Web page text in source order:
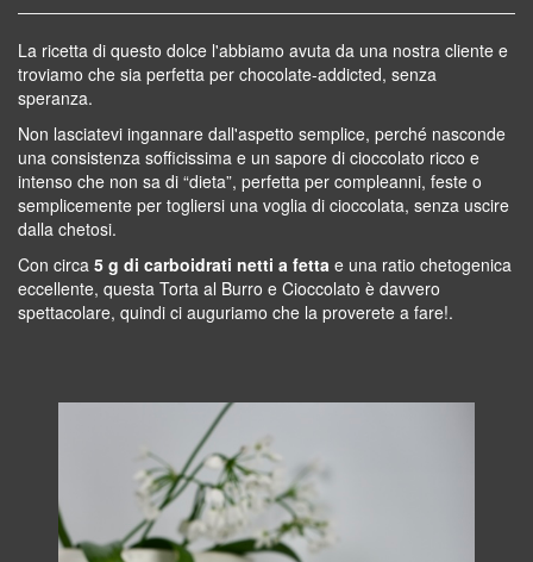
La ricetta di questo dolce l'abbiamo avuta da una nostra cliente e
troviamo che sia perfetta per chocolate-addicted, senza
speranza.
Non lasciatevi ingannare dall'aspetto semplice, perché nasconde
una consistenza sofficissima e un sapore di cioccolato ricco e
intenso che non sa di “dieta”, perfetta per compleanni, feste o
semplicemente per togliersi una voglia di cioccolata, senza uscire
dalla chetosi.
Con circa 5 g di carboidrati netti a fetta e una ratio chetogenica
eccellente, questa Torta al Burro e Cioccolato è davvero
spettacolare, quindi ci auguriamo che la proverete a fare!.